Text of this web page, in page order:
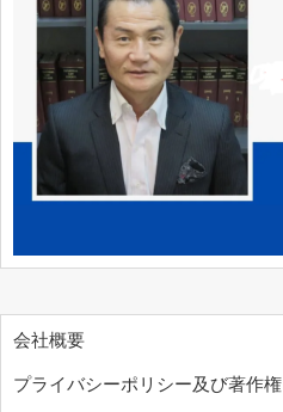
会社概要
プライバシーポリシー及び著作権